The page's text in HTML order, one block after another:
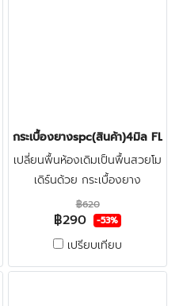
PRO RED OAK 450บาท/ตร.ม
กระเบื้องยางspc(สินค้า)4มิล
เปลี่ยนพื้นห้องเดิมเป็นพื้นสวยโม
เดิร์นด้วย กระเบื้องยาง
ลายไม้spc4มิล FLOOR-PRO
ทำจากไวนิลผสมหิน แข็งแรงผิว
หน้าเคลือบชั้นกันรอย ทนน้ำกัน
฿620
฿290 -53%
เปรียบเทียบ